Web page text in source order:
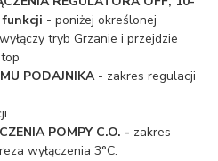
funkcji - poniżej określonej
tryb Grzanie i przejdzie
PODAJNIKA- zakres regulacji
POMPY C.O. - zakres
wyłączenia 3°C.